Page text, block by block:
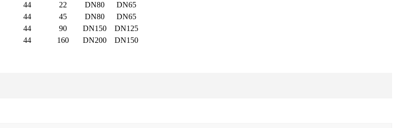
44 22 DN80
DN65
44 45 DN80
DN65
44 90 DN150
DN125
44 160 DN200
DN150